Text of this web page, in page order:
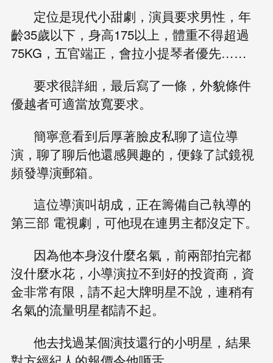
定位是現代小甜劇，演員要求男性，年
齡35歲以下，身高175以上，體重不得超過
75KG，五官端正，會拉小提琴者優先……
要求很詳細，最后寫了一條，外貌條件
優越者可適當放寬要求。
簡寧意看到后厚著臉皮私聊了這位導
演，聊了聊后他還感興趣的，便錄了試鏡視
頻發導演郵箱。
這位導演叫胡成，正在籌備自己執導的
第三部 電視劇，可他現在連男主都沒定下。
因為他本身沒什麼名氣，前兩部拍完都
沒什麼水花，小導演拉不到好的投資商，資
金非常有限，請不起大牌明星不說，連稍有
名氣的流量明星都請不起。
他去找過某個演技還行的小明星，結果